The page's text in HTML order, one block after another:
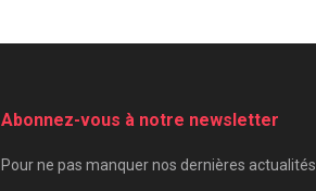
Abonnez-vous à notre newsletter
Pour ne pas manquer nos dernières actualités.